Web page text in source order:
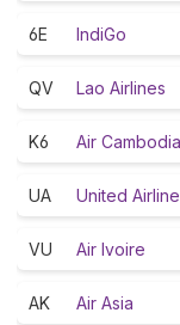
6E IndiGo
QV Lao Airlines
K6 Air Cambodia
UA United
VU Air Ivoire
AK Air Asia